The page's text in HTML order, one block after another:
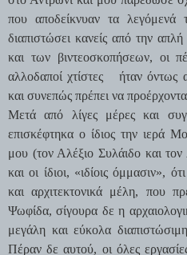
που αποδείκνυαν τα
διαπιστώσει κανείς από την
και των βιντεοσκοπήσεων, οι
αλλοδαποί χτίστες ήταν όντως
και συνεπώς πρέπει να
Μετά από λίγες μέρες και
επισκέφτηκα ο ίδιος την ιερά
μου (τον Αλέξιο Συλάιδο και
και οι ίδιοι, «ιδίοις όμμασιν»,
και αρχιτεκτονικά μέλη, που
Ψωφίδα, σίγουρα δε η
μεγάλη και εύκολα
Πέραν δε αυτού, οι όλες